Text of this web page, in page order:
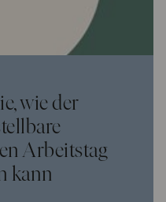
wie der
Arbeitstag
kann